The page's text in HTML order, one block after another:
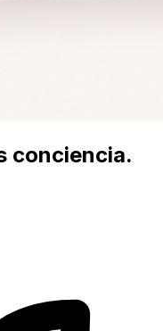
conciencia.